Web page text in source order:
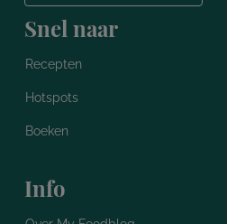
Snel naar
Recepten
Hotspots
Boeken
Info